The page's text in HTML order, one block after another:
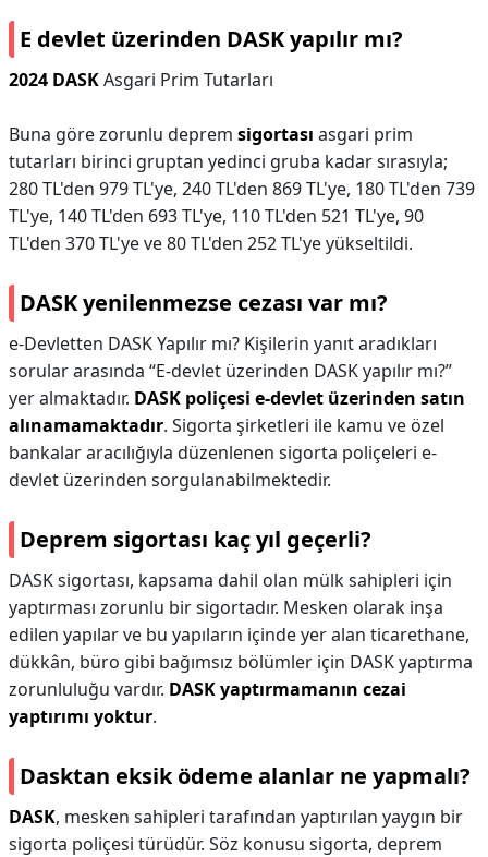
E devlet üzerinden DASK yapılır mı?
2024 DASKAsgari Prim Tutarları
Buna göre zorunlu deprem sigortası asgari prim
tutarları birinci gruptan yedinci gruba kadar sırasıyla;
280 TL'den 979 TL'ye, 240 TL'den 869 TL'ye, 180 TL'den 739
TL'ye, 140 TL'den 693 TL'ye, 110 TL'den 521 TL'ye, 90
TL'den 370 TL'ye ve 80 TL'den 252 TL'ye yükseltildi.
DASK yenilenmezse cezası var mı?
e-Devletten DASK Yapılır mı? Kişilerin yanıt aradıkları
sorular arasında “E-devlet üzerinden DASK yapılır mı?”
yer almaktadır. DASK poliçesi e-devlet üzerinden satın
alınamamaktadır. Sigorta şirketleri ile kamu ve özel
bankalar aracılığıyla düzenlenen sigorta poliçeleri e-
devlet üzerinden sorgulanabilmektedir.
Deprem sigortası kaç yıl geçerli?
DASK sigortası, kapsama dahil olan mülk sahipleri için
yaptırması zorunlu bir sigortadır. Mesken olarak inşa
edilen yapılar ve bu yapıların içinde yer alan ticarethane,
dükkân, büro gibi bağımsız bölümler için DASK yaptırma
zorunluluğu vardır. DASK yaptırmamanın cezai
yaptırımı yoktur.
Dasktan eksik ödeme alanlar ne yapmalı?
DASK, mesken sahipleri tarafından yaptırılan yaygın bir
sigorta poliçesi türüdür. Söz konusu sigorta, deprem